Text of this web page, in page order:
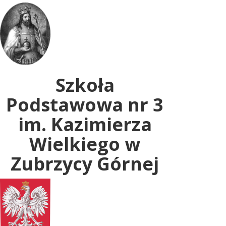
Uwaga:
ta
witryna
zawiera
system
dostępności.
Szkoła
Podstawowa nr 3
im. Kazimierza
Wielkiego w
Zubrzycy Górnej